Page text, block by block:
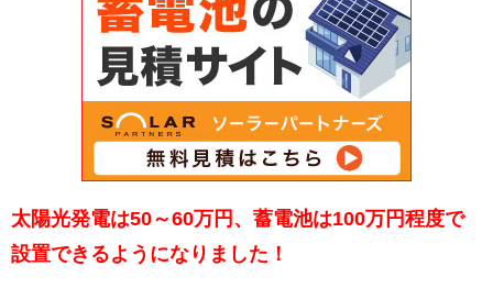
太陽光発電は50～60万円、蓄電池は100万円程度で
設置できるようになりました！